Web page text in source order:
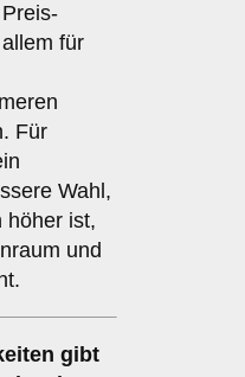
für
Für
Wahl,
höher ist,
und
gibt